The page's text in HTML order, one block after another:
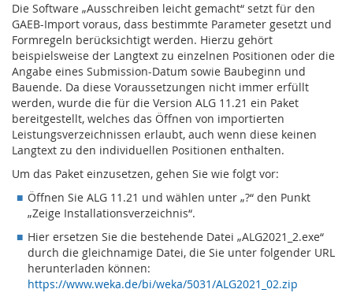
Die Software „Ausschreiben leicht gemacht“ setzt für den
GAEB-Import voraus, dass bestimmte Parameter gesetzt und
Formregeln berücksichtigt werden. Hierzu gehört
beispielsweise der Langtext zu einzelnen Positionen oder die
Angabe eines Submission-Datum sowie Baubeginn und
Bauende. Da diese Voraussetzungen nicht immer erfüllt
werden, wurde die für die Version ALG 11.21 ein Paket
bereitgestellt, welches das Öffnen von importierten
Leistungsverzeichnissen erlaubt, auch wenn diese keinen
Langtext zu den individuellen Positionen enthalten.
Um das Paket einzusetzen, gehen Sie wie folgt vor:
Öffnen Sie ALG 11.21 und wählen unter „?“ den Punkt
„Zeige Installationsverzeichnis“.
Hier ersetzen Sie die bestehende Datei „ALG2021_2.exe“
durch die gleichnamige Datei, die Sie unter folgender URL
herunterladen können:
https://www.weka.de/bi/weka/5031/ALG2021_02.zip